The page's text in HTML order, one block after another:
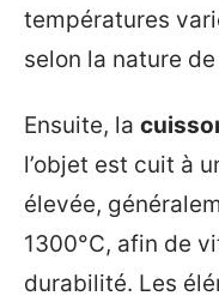
températures
selon la nature de
Ensuite, la
l’objet est cuit à
élevée,
1300°C, afin de
durabilité. Les